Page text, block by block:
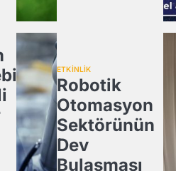
ETKİNLİK
Robotik
Otomasyon
Sektörünün
Dev
Bulaşması